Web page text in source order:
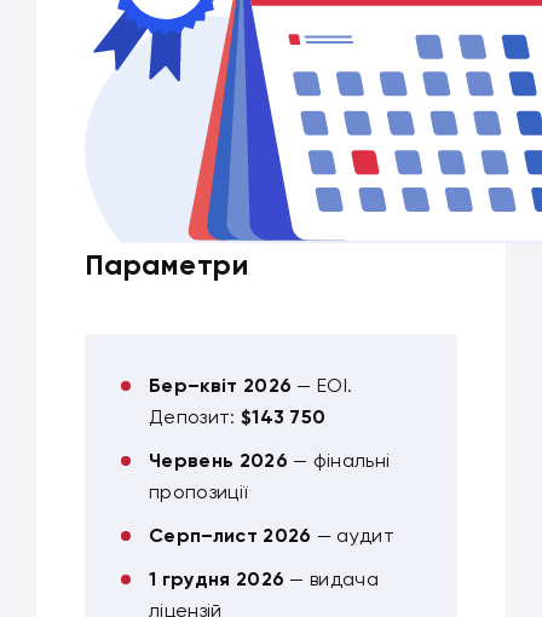
Параметри
Бер–квіт 2026 — EOI.
Депозит: $143 750
Червень 2026 — фінальні
пропозиції
Серп–лист 2026 — аудит
1 грудня 2026 — видача
ліцензій